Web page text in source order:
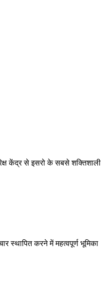
केंद्र से इसरो के सबसे शक्तिशाली
स्थापित करने में महत्वपूर्ण भूमिका